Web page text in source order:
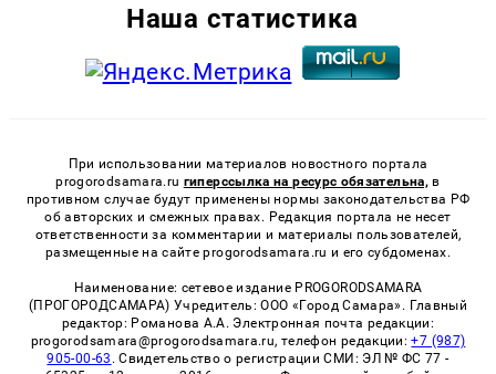
Наша статистика
При использовании материалов новостного портала
progorodsamara.ru гиперссылка на ресурс обязательна, в
противном случае будут применены нормы законодательства РФ
об авторских и смежных правах. Редакция портала не несет
ответственности за комментарии и материалы пользователей,
размещенные на сайте progorodsamara.ru и его субдоменах.
Наименование: сетевое издание PROGORODSAMARA
(ПРОГОРОДСАМАРА) Учредитель: ООО «Город Самара». Главный
редактор: Романова А.А. Электронная почта редакции:
progorodsamara@progorodsamara.ru, телефон редакции:+7 (987)
905-00-63 . Свидетельство о регистрации СМИ: ЭЛ № ФС 77 -